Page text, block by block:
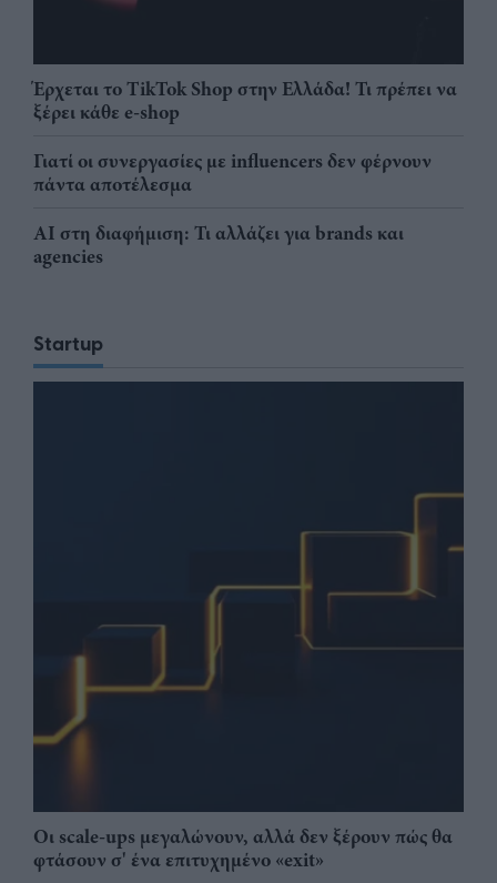
Έρχεται το TikTok Shop στην Ελλάδα! Τι πρέπει να
ξέρει κάθε e-shop
Γιατί οι συνεργασίες με influencers δεν φέρνουν
πάντα αποτέλεσμα
AI στη διαφήμιση: Τι αλλάζει για brands και
agencies
Startup
Οι scale-ups μεγαλώνουν, αλλά δεν ξέρουν πώς θα
φτάσουν σ' ένα επιτυχημένο «exit»